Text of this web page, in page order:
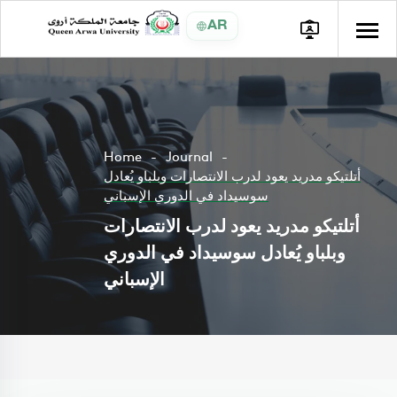
AR
Home
Journal
أتلتيكو مدريد يعود لدرب الانتصارات وبلباو يُعادل
سوسيداد في الدوري الإسباني
أتلتيكو مدريد يعود لدرب الانتصارات
وبلباو يُعادل سوسيداد في الدوري
الإسباني